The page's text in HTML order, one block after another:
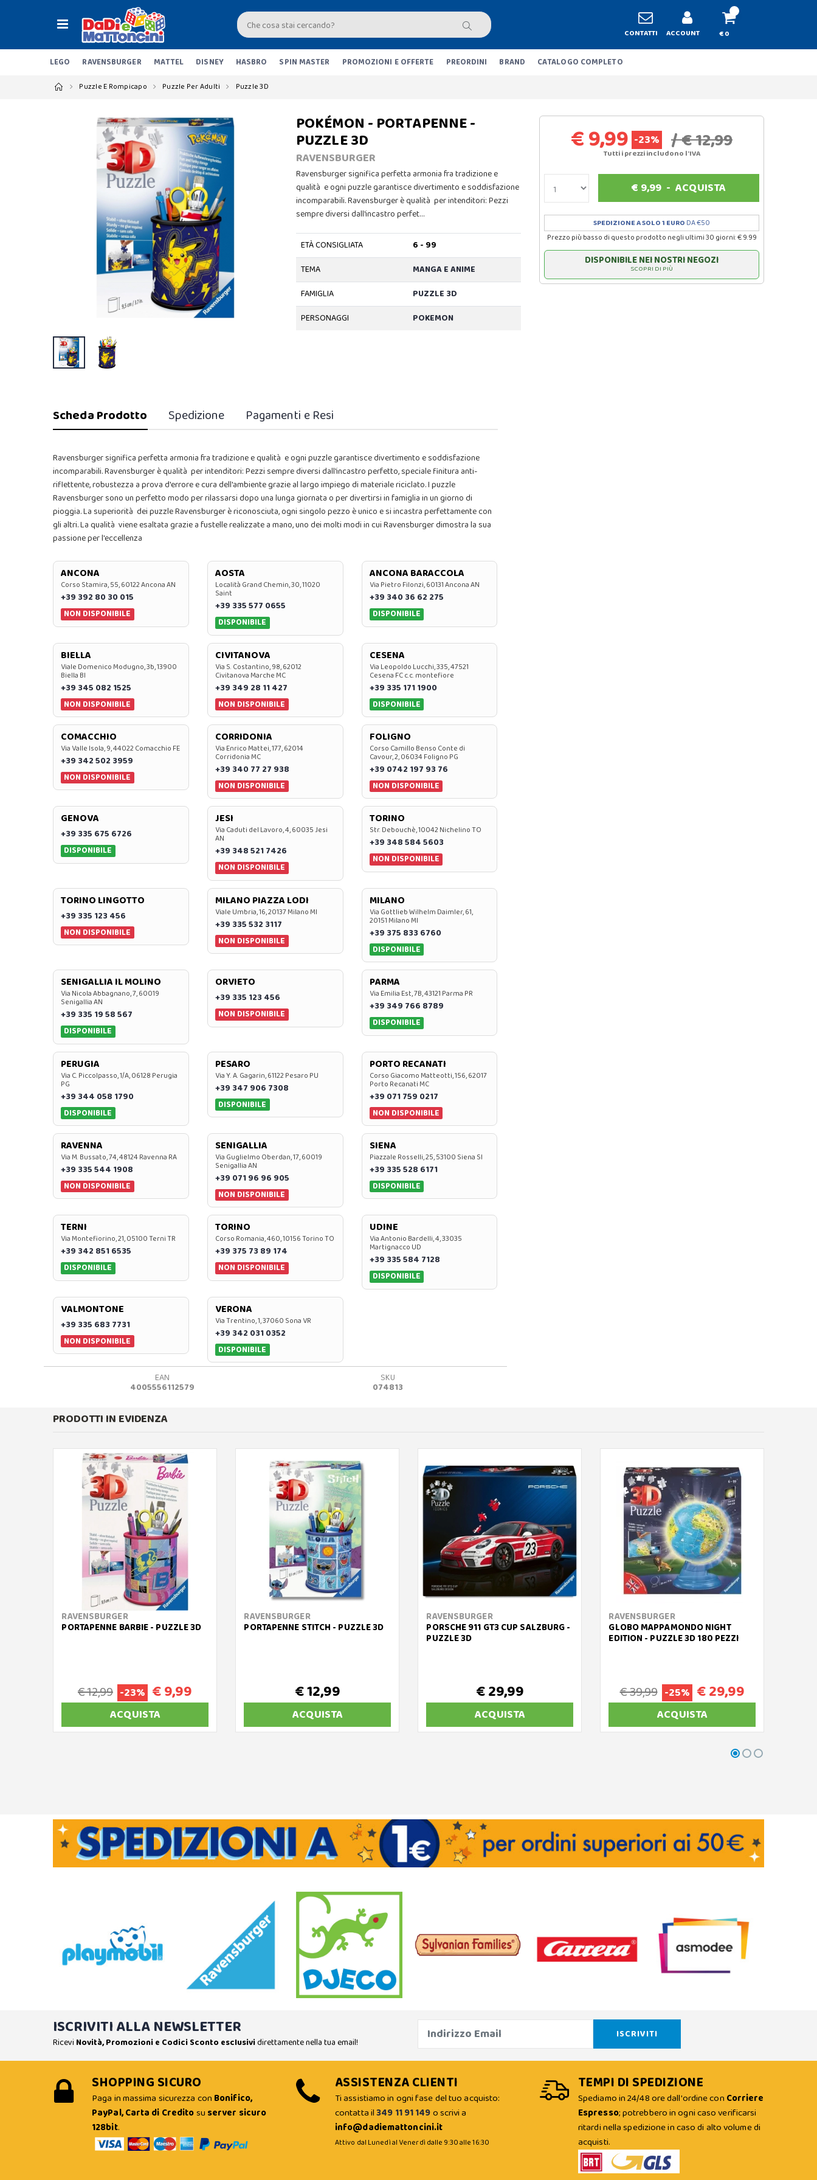
CONTATTI ACCOUNT € 0
LEGO RAVENSBURGER MATTEL DISNEY HASBRO SPIN MASTER PROMOZIONI E OFFERTE PREORDINI BRAND CATALOGO COMPLETO
Puzzle E Rompicapo Puzzle Per Adulti Puzzle 3D
POKÉMON - PORTAPENNE -
PUZZLE 3D
RAVENSBURGER
Ravensburger significa perfetta armonia fra tradizione e
qualità e ogni puzzle garantisce divertimento e soddisfazione
incomparabili. Ravensburger è qualità per intenditori: Pezzi
sempre diversi dall'incastro perfet…
ETÀ CONSIGLIATA
6 - 99
TEMA
MANGA E ANIME
FAMIGLIA
PUZZLE 3D
PERSONAGGI
POKEMON
€ 9,99 -23% / € 12,99
Tutti i prezzi includono l'IVA
€ 9,99 -ACQUISTA
SPEDIZIONE A SOLO 1 EURO DA €50
Prezzo più basso di questo prodotto negli ultimi 30 giorni: € 9.99
DISPONIBILE NEI NOSTRI NEGOZI
SCOPRI DI PIÙ
Scheda Prodotto Spedizione Pagamenti e Resi
Ravensburger significa perfetta armonia fra tradizione e qualità e ogni puzzle garantisce divertimento e soddisfazione
incomparabili. Ravensburger è qualità per intenditori: Pezzi sempre diversi dall'incastro perfetto, speciale finitura anti-
riflettente, robustezza a prova d'errore e cura dell'ambiente grazie al largo impiego di materiale riciclato. I puzzle
Ravensburger sono un perfetto modo per rilassarsi dopo una lunga giornata o per divertirsi in famiglia in un giorno di
pioggia. La superiorità dei puzzle Ravensburger è riconosciuta, ogni singolo pezzo è unico e si incastra perfettamente con
gli altri. La qualità viene esaltata grazie a fustelle realizzate a mano, uno dei molti modi in cui Ravensburger dimostra la sua
passione per l'eccellenza
ANCONA
Corso Stamira, 55, 60122 Ancona AN
+39 392 80 30 015
NON DISPONIBILE
AOSTA
Località Grand Chemin, 30, 11020
Saint
+39 335 577 0655
DISPONIBILE
ANCONA BARACCOLA
Via Pietro Filonzi, 60131 Ancona AN
+39 340 36 62 275
DISPONIBILE
BIELLA
Viale Domenico Modugno, 3b, 13900
Biella BI
+39 345 082 1525
NON DISPONIBILE
CIVITANOVA
Via S. Costantino, 98, 62012
Civitanova Marche MC
+39 349 28 11 427
NON DISPONIBILE
CESENA
Via Leopoldo Lucchi, 335, 47521
Cesena FC c.c. montefiore
+39 335 171 1900
DISPONIBILE
COMACCHIO
Via Valle Isola, 9, 44022 Comacchio FE
+39 342 502 3959
NON DISPONIBILE
CORRIDONIA
Via Enrico Mattei, 177, 62014
Corridonia MC
+39 340 77 27 938
NON DISPONIBILE
FOLIGNO
Corso Camillo Benso Conte di
Cavour, 2, 06034 Foligno PG
+39 0742 197 93 76
NON DISPONIBILE
GENOVA
+39 335 675 6726
DISPONIBILE
JESI
Via Caduti del Lavoro, 4, 60035 Jesi
AN
+39 348 521 7426
NON DISPONIBILE
TORINO
Str. Debouchè, 10042 Nichelino TO
+39 348 584 5603
NON DISPONIBILE
TORINO LINGOTTO
+39 335 123 456
NON DISPONIBILE
MILANO PIAZZA LODI
Viale Umbria, 16, 20137 Milano MI
+39 335 532 3117
NON DISPONIBILE
MILANO
Via Gottlieb Wilhelm Daimler, 61,
20151 Milano MI
+39 375 833 6760
DISPONIBILE
SENIGALLIA IL MOLINO
Via Nicola Abbagnano, 7, 60019
Senigallia AN
+39 335 19 58 567
DISPONIBILE
ORVIETO
+39 335 123 456
NON DISPONIBILE
PARMA
Via Emilia Est, 7B, 43121 Parma PR
+39 349 766 8789
DISPONIBILE
PERUGIA
Via C. Piccolpasso, 1/A, 06128 Perugia
PG
+39 344 058 1790
DISPONIBILE
PESARO
Via Y. A. Gagarin, 61122 Pesaro PU
+39 347 906 7308
DISPONIBILE
PORTO RECANATI
Corso Giacomo Matteotti, 156, 62017
Porto Recanati MC
+39 071 759 0217
NON DISPONIBILE
RAVENNA
Via M. Bussato, 74, 48124 Ravenna RA
+39 335 544 1908
NON DISPONIBILE
SENIGALLIA
Via Guglielmo Oberdan, 17, 60019
Senigallia AN
+39 071 96 96 905
NON DISPONIBILE
SIENA
Piazzale Rosselli, 25, 53100 Siena SI
+39 335 528 6171
DISPONIBILE
TERNI
Via Montefiorino, 21, 05100 Terni TR
+39 342 851 6535
DISPONIBILE
TORINO
Corso Romania, 460, 10156 Torino TO
+39 375 73 89 174
NON DISPONIBILE
UDINE
Via Antonio Bardelli, 4, 33035
Martignacco UD
+39 335 584 7128
DISPONIBILE
VALMONTONE
+39 335 683 7731
NON DISPONIBILE
VERONA
Via Trentino, 1, 37060 Sona VR
+39 342 031 0352
DISPONIBILE
EAN
4005556112579
SKU
074813
PRODOTTI IN EVIDENZA
RAVENSBURGER
PORTAPENNE BARBIE - PUZZLE 3D
€ 12,99 -23% € 9,99
ACQUISTA
RAVENSBURGER
PORTAPENNE STITCH - PUZZLE 3D
€ 12,99
ACQUISTA
RAVENSBURGER
PORSCHE 911 GT3 CUP SALZBURG -
PUZZLE 3D
€ 29,99
ACQUISTA
RAVENSBURGER
GLOBO MAPPAMONDO NIGHT
EDITION - PUZZLE 3D 180 PEZZI
€ 39,99 -25% € 29,99
ACQUISTA
ISCRIVITI ALLA NEWSLETTER
Ricevi Novità, Promozioni e Codici Sconto esclusividirettamente nella tua email!
SHOPPING SICURO
Paga in massima sicurezza con Bonifico,
PayPal, Carta di Creditosu server sicuro
128bit.
ASSISTENZA CLIENTI
Ti assistiamo in ogni fase del tuo acquisto:
contatta il349 11 91 149o scrivi a
info@dadiemattoncini.it
Attivo dal Lunedì al Venerdì dalle 9:30 alle 16:30
TEMPI DI SPEDIZIONE
Spediamo in 24/48 ore dall'ordine con Corriere
Espresso; potrebbero in ogni caso verificarsi
ritardi nella spedizione in caso di alto volume di
acquisti.